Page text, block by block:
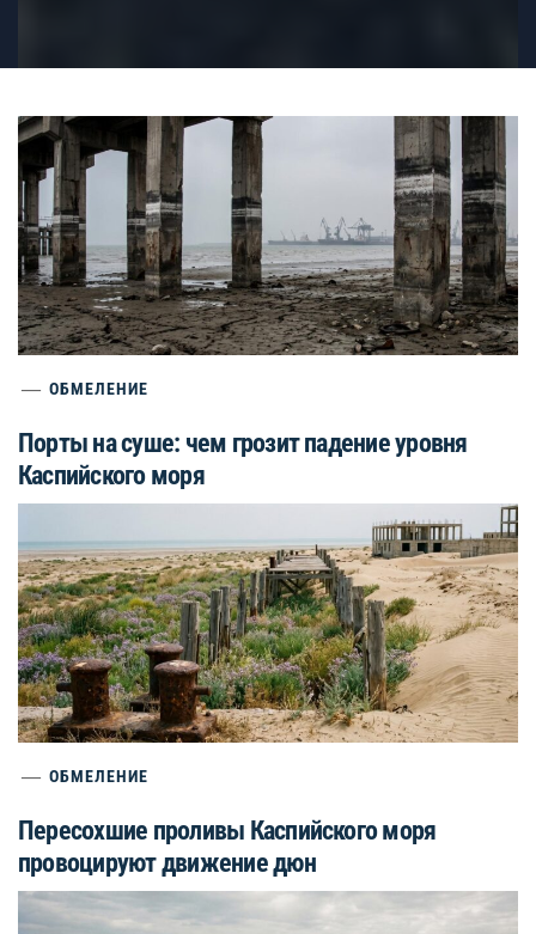
ОБМЕЛЕНИЕ
Порты на суше: чем грозит падение уровня
Каспийского моря
ОБМЕЛЕНИЕ
Пересохшие проливы Каспийского моря
провоцируют движение дюн